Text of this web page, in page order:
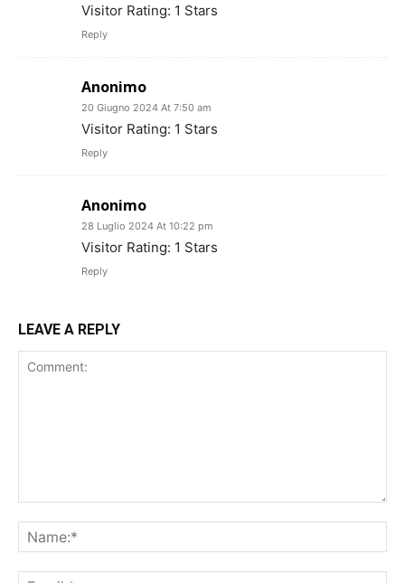
Visitor Rating: 1 Stars
Reply
Anonimo
20 Giugno 2024 At 7:50 am
Visitor Rating: 1 Stars
Reply
Anonimo
28 Luglio 2024 At 10:22 pm
Visitor Rating: 1 Stars
Reply
LEAVE A REPLY